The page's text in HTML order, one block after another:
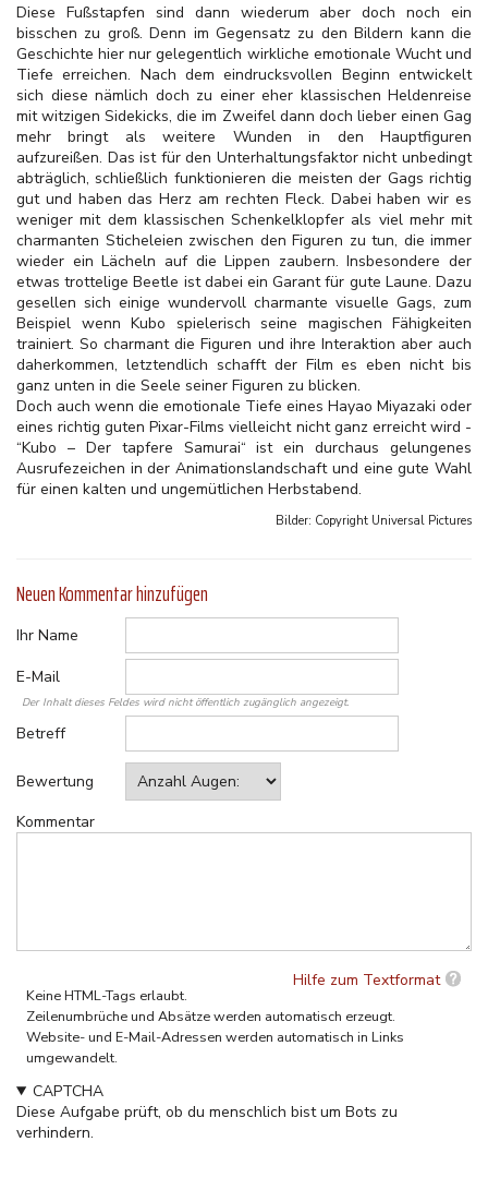
Diese Fußstapfen sind dann wiederum aber doch noch ein
bisschen zu groß. Denn im Gegensatz zu den Bildern kann die
Geschichte hier nur gelegentlich wirkliche emotionale Wucht und
Tiefe erreichen. Nach dem eindrucksvollen Beginn entwickelt
sich diese nämlich doch zu einer eher klassischen Heldenreise
mit witzigen Sidekicks, die im Zweifel dann doch lieber einen Gag
mehr bringt als weitere Wunden in den Hauptfiguren
aufzureißen. Das ist für den Unterhaltungsfaktor nicht unbedingt
abträglich, schließlich funktionieren die meisten der Gags richtig
gut und haben das Herz am rechten Fleck. Dabei haben wir es
weniger mit dem klassischen Schenkelklopfer als viel mehr mit
charmanten Sticheleien zwischen den Figuren zu tun, die immer
wieder ein Lächeln auf die Lippen zaubern. Insbesondere der
etwas trottelige Beetle ist dabei ein Garant für gute Laune. Dazu
gesellen sich einige wundervoll charmante visuelle Gags, zum
Beispiel wenn Kubo spielerisch seine magischen Fähigkeiten
trainiert. So charmant die Figuren und ihre Interaktion aber auch
daherkommen, letztendlich schafft der Film es eben nicht bis
ganz unten in die Seele seiner Figuren zu blicken.
Doch auch wenn die emotionale Tiefe eines Hayao Miyazaki oder
eines richtig guten Pixar-Films vielleicht nicht ganz erreicht wird -
“Kubo – Der tapfere Samurai“ ist ein durchaus gelungenes
Ausrufezeichen in der Animationslandschaft und eine gute Wahl
für einen kalten und ungemütlichen Herbstabend.
Bilder: Copyright Universal Pictures
Neuen Kommentar hinzufügen
Ihr Name
E-Mail
Der Inhalt dieses Feldes wird nicht öffentlich zugänglich angezeigt.
Betreff
Bewertung
Kommentar
Hilfe zum Textformat
Keine HTML-Tags erlaubt.
Zeilenumbrüche und Absätze werden automatisch erzeugt.
Website- und E-Mail-Adressen werden automatisch in Links
umgewandelt.
CAPTCHA
Diese Aufgabe prüft, ob du menschlich bist um Bots zu
verhindern.